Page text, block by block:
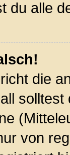
du alle
die
solltest
von